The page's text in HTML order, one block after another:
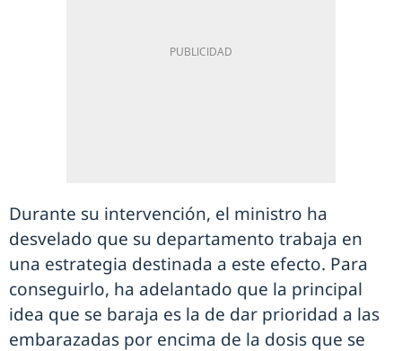
Durante su intervención, el ministro ha
desvelado que su departamento trabaja en
una estrategia destinada a este efecto. Para
conseguirlo, ha adelantado que la principal
idea que se baraja es la de dar prioridad a las
embarazadas por encima de la dosis que se